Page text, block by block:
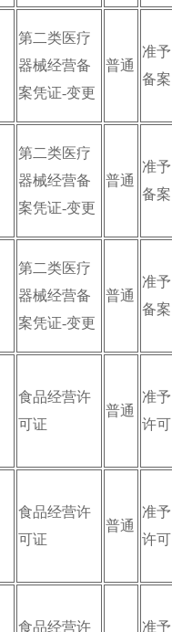
第二类医疗
器械经营备
案凭证-变更
普通
准予
备案
第二类医疗
器械经营备
案凭证-变更
普通
准予
备案
第二类医疗
器械经营备
案凭证-变更
普通
准予
备案
食品经营许
可证
普通
准予
许可
食品经营许
可证
普通
准予
许可
食品经营许
准予